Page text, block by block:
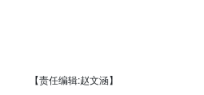
【责任编辑:赵文涵】